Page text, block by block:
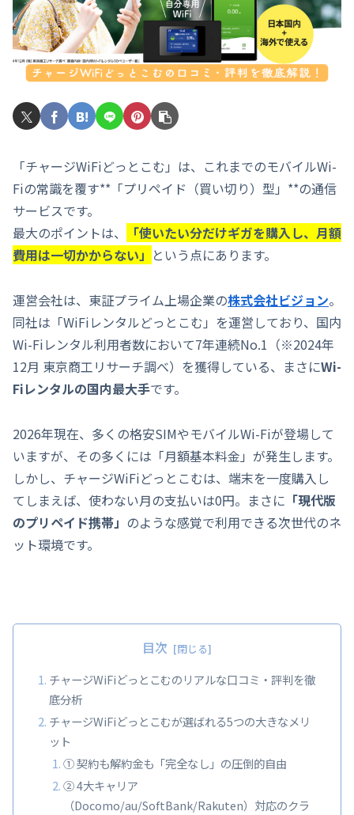
「チャージWiFiどっとこむ」は、これまでのモバイルWi-
Fiの常識を覆す**「プリペイド（買い切り）型」**の通信
サービスです。
最大のポイントは、
「使いたい分だけギガを購入し、月額
費用は一切かからない」 という点にあります。
運営会社は、東証プライム上場企業の株式会社ビジョン。
同社は「WiFiレンタルどっとこむ」を運営しており、国内
Wi-Fiレンタル利用者数において7年連続No.1（※2024年
12月 東京商工リサーチ調べ）を獲得している、まさにWi-
Fiレンタルの国内最大手です。
2026年現在、多くの格安SIMやモバイルWi-Fiが登場して
いますが、その多くには「月額基本料金」が発生します。
しかし、チャージWiFiどっとこむは、端末を一度購入し
てしまえば、使わない月の支払いは0円。まさに 「現代版
のプリペイド携帯」 のような感覚で利用できる次世代のネ
ット環境です。
目次
チャージWiFiどっとこむのリアルな口コミ・評判を徹
底分析
チャージWiFiどっとこむが選ばれる5つの大きなメリ
ット
① 契約も解約金も「完全なし」の圧倒的自由
② 4大キャリア
（Docomo/au/SoftBank/Rakuten）対応のクラ